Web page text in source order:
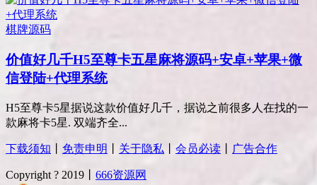
棋牌源码
价值好几千H5至尊卡五星麻将源码+安卓+苹果+微
信登陆+代理系统
H5至尊卡5星据说这款价值好几千，据说之前很多人在找的一
款麻将卡5星. 双端齐全...
下载须知 免责申明 关于隐私 会员必读 广告合作
Copyright ? 2019丨 666资源网